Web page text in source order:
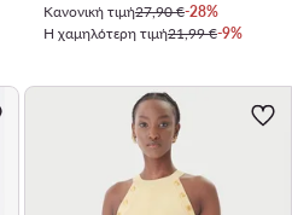
Κανονική τιμή27,90 €-28%
Η χαμηλότερη τιμή21,99 €-9%